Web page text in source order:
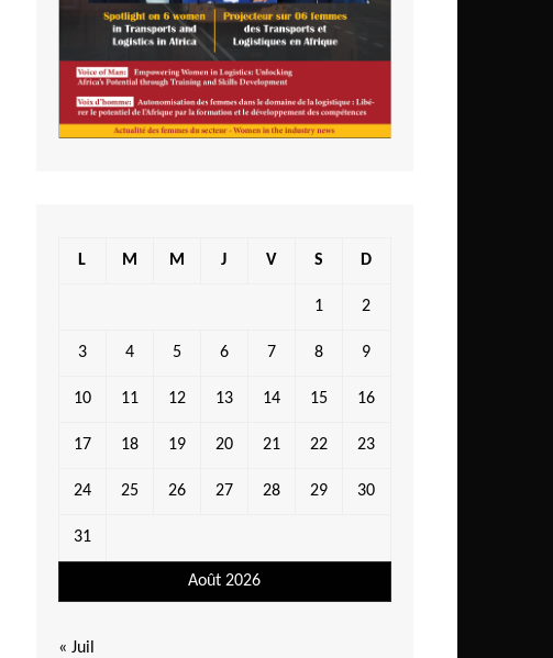
Août 2026
L M M J V S D
1 2
3 4 5 6 7 8 9
10 11 12 13 14 15 16
17 18 19 20 21 22 23
24 25 26 27 28 29 30
31
« Juil